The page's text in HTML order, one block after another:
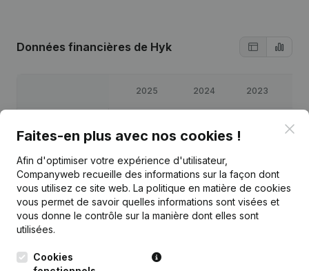
Données financières de Hyk
2025 2024 2023
€
Capitaux propres €-47 668 €-48 966
Marge brute €76 468 € 29 393 € 64 896 €
Personnel
Faites-en plus avec nos cookies !
Afin d'optimiser votre expérience d'utilisateur,
Companyweb recueille des informations sur la façon dont
vous utilisez ce site web. La politique en matière de cookies
vous permet de savoir quelles informations sont visées et
vous donne le contrôle sur la manière dont elles sont
utilisées.
Cookies